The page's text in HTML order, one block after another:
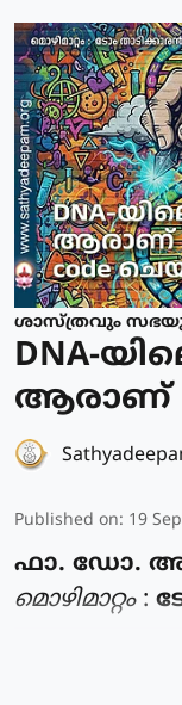
ശാസ്ത്രവും
DNA-
ആരാണ്
Published on: 19
ഫാ. ഡോ.
മൊഴിമാറ്റം: